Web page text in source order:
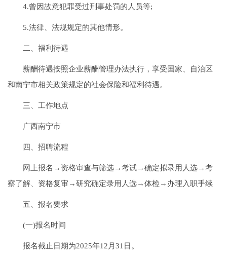
4.曾因故意犯罪受过刑事处罚的人员等;
5.法律、法规规定的其他情形。
二、福利待遇
薪酬待遇按照企业薪酬管理办法执行，享受国家、自治区
和南宁市相关政策规定的社会保险和福利待遇。
三、工作地点
广西南宁市
四、招聘流程
网上报名→资格审查与筛选→考试→确定拟录用人选→考
察了解、资格复审→研究确定录用人选→体检→办理入职手续
五、报名要求
(一)报名时间
报名截止日期为2025年12月31日。